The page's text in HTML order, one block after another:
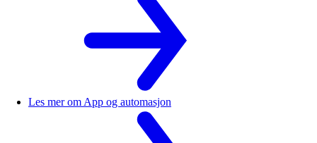
Les mer om App og automasjon